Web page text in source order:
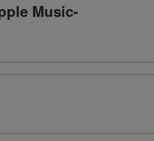
Music-